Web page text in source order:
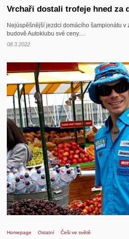
Vrchaři dostali trofeje hned za
Nejúspěšnější jezdci domácího šampionátu v
budově Autoklubu své ceny.…
08.3.2022
Homepage Ostatní Češi ve světě